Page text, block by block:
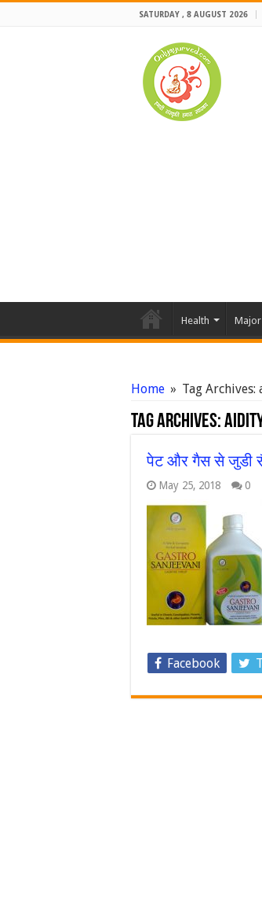
SATURDAY , 8 AUGUST 2026
Health Major
Home » Tag
Tag Archives:
पेट और गैस से जुडी
May 25, 2018 0
Facebook